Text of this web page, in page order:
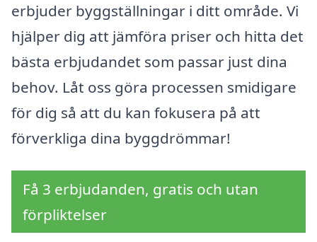
erbjuder byggställningar i ditt område. Vi
hjälper dig att jämföra priser och hitta det
bästa erbjudandet som passar just dina
behov. Låt oss göra processen smidigare
för dig så att du kan fokusera på att
förverkliga dina byggdrömmar!
Få 3 erbjudanden, gratis och utan
förpliktelser